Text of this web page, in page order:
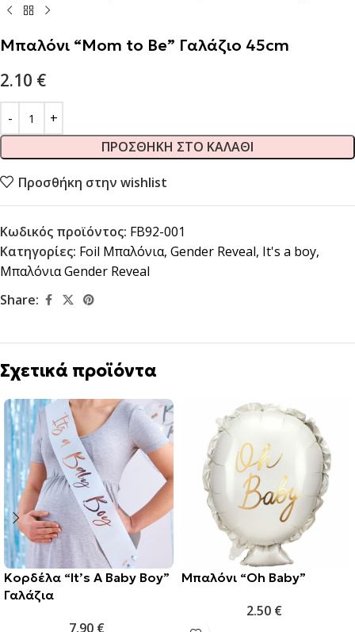
Μπαλόνι “Mom to Be” Γαλάζιο 45cm
2.10 €
ΠΡΟΣΘΉΚΗ ΣΤΟ ΚΑΛΆΘΙ
Προσθήκη στην wishlist
Κωδικός προϊόντος: FB92-001
Κατηγορίες: Foil Μπαλόνια, Gender Reveal, It's a boy,
Μπαλόνια Gender Reveal
Share:
Σχετικά προϊόντα
Κορδέλα “It’s A Baby Boy”
Γαλάζια
7.90 €
Μπαλόνι “Oh Baby”
2.50 €